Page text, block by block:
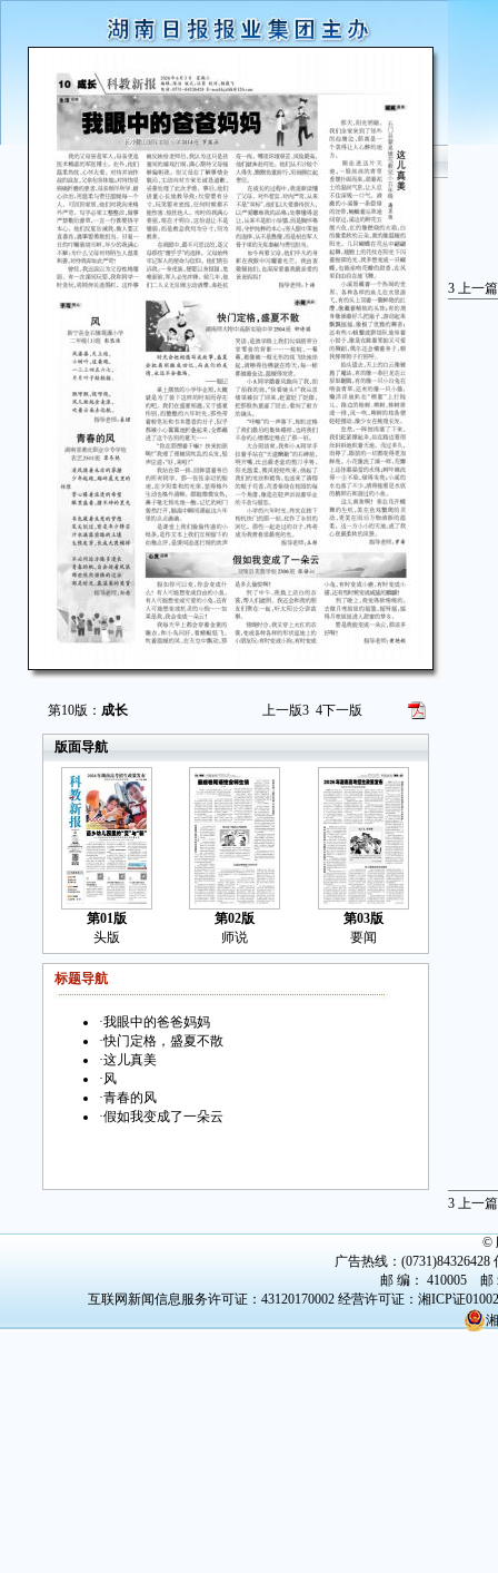
第10版： 成长 上一版3 4下一版
版面导航
第01版
头版
第02版
师说
第03版
要闻
标题导航
·我眼中的爸爸妈妈
·快门定格，盛夏不散
·这儿真美
·风
·青春的风
·假如我变成了一朵云
3 上一篇
3 上一篇
©
广告热线：(0731)84326428
邮 编： 410005 邮
互联网新闻信息服务许可证：43120170002 经营许可证：湘ICP证